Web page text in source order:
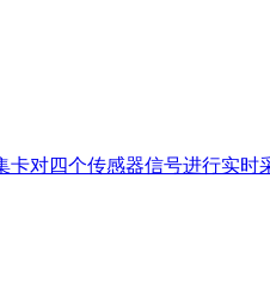
对四个传感器信号进行实时